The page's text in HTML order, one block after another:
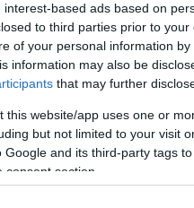
interest-based ads based on
to third parties prior to
of your personal information
information may also be
that may further
this website/app uses one or
but not limited to your visit
Google and its third-party tags
consent section.
SZÉPSÉG
10